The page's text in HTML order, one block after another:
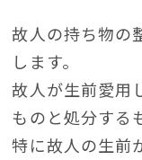
故人の持ち物の
します。
故人が生前愛用
ものと処分する
特に故人の生前